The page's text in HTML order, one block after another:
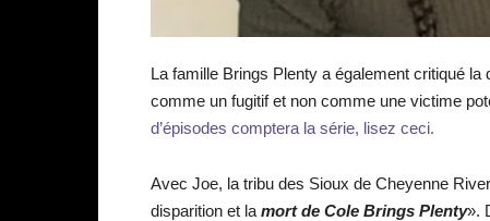
La famille Brings Plenty a également critiqué
comme un fugitif et non comme une victime
d’épisodes comptera la série, lisez ceci.
Avec Joe, la tribu des Sioux de Cheyenne
disparition et la mort de Cole Brings Plenty».